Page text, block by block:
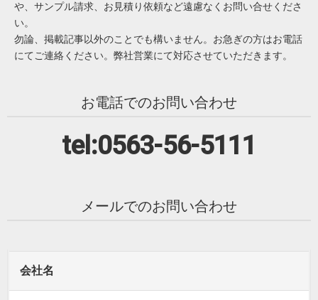
や、サンプル請求、お見積り依頼など遠慮なくお問い合せくださ
い。
勿論、掲載記事以外のことでも構いません。お急ぎの方はお電話
にてご連絡ください。弊社営業にて対応させていただきます。
お電話でのお問い合わせ
tel:0563-56-5111
メールでのお問い合わせ
会社名